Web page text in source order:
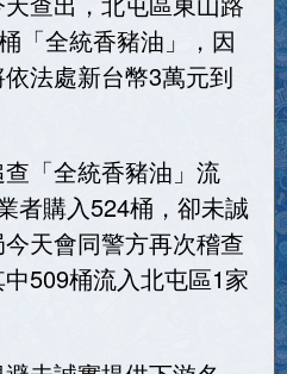
「全統香豬油」，因
法處新台幣3萬元到
「全統香豬油」流
者購入524桶，卻未誠
天會同警方再次稽查
509桶流入北屯區1家